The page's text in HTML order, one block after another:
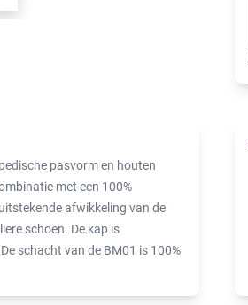
pasvorm en houten
met een 100%
afwikkeling van de
schoen. De kap is
schacht van de BM01 is 100%